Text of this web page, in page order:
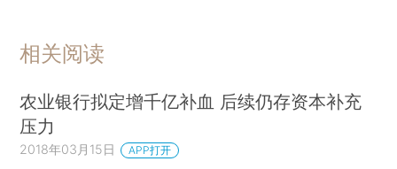
相关阅读
农业银行拟定增千亿补血 后续仍存资本补充
压力
2018年03月15日 APP打开